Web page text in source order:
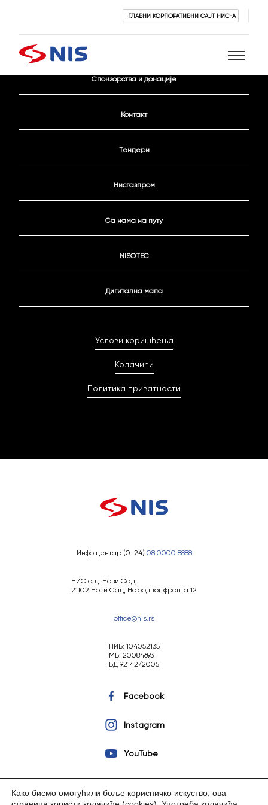
ГЛАВНИ КОРПОРАТИВНИ САЈТ НИС-А
Спонзорства и донације
Контакт
Тендери
Нисгазпром
Са нама на путу
NISOTEC
Дигитална мапа
Услови коришћења
Колачићи
Политика приватности
Инфо центар (0-24) 08 0000 8888
НИС а.д. Нови Сад,
21102 Нови Сад, Народног фронта 12
office@nis.rs
ПИБ: 104052135
МБ: 20084693
БД 92142/2005
Facebook
Instagram
YouTube
Како бисмо омогућили боље корисничко искуство, ова